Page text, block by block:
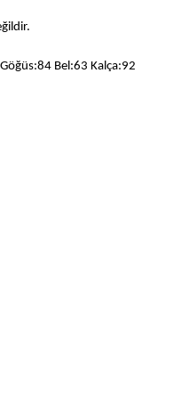
Bel:63 Kalça:92